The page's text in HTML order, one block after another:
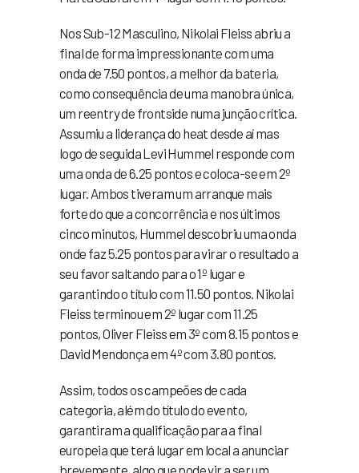
Nos Sub-12 Masculino, Nikolai Fleiss abriu a
final de forma impressionante com uma
onda de 7.50 pontos, a melhor da bateria,
como consequência de uma manobra única,
um reentry de frontside numa junção crítica.
Assumiu a liderança do heat desde aí mas
logo de seguida Levi Hummel responde com
uma onda de 6.25 pontos e coloca-se em 2º
lugar. Ambos tiveram um arranque mais
forte do que a concorrência e nos últimos
cinco minutos, Hummel descobriu uma onda
onde faz 5.25 pontos para virar o resultado a
seu favor saltando para o 1º lugar e
garantindo o título com 11.50 pontos. Nikolai
Fleiss terminou em 2º lugar com 11.25
pontos, Oliver Fleiss em 3º com 8.15 pontos e
David Mendonça em 4º com 3.80 pontos.
Assim, todos os campeões de cada
categoria, além do título do evento,
garantiram a qualificação para a final
europeia que terá lugar em local a anunciar